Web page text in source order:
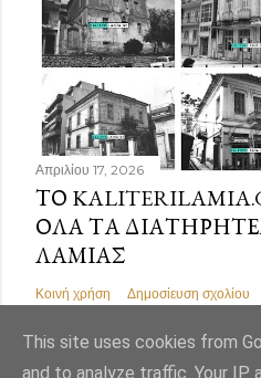
Απριλίου 17, 2026
ΤΟ
ΌΛΑ ΤΑ
ΛΑΜΊΑΣ
Κοινή χρήση Δημοσίευση σχολίου
This site uses cookies from
and to analyze traffic. Your IP